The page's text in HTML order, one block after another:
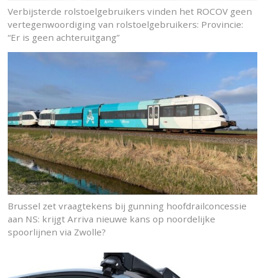
Verbijsterde rolstoelgebruikers vinden het ROCOV geen
vertegenwoordiging van rolstoelgebruikers: Provincie:
“Er is geen achteruitgang”
Brussel zet vraagtekens bij gunning hoofdrailconcessie
aan NS: krijgt Arriva nieuwe kans op noordelijke
spoorlijnen via Zwolle?